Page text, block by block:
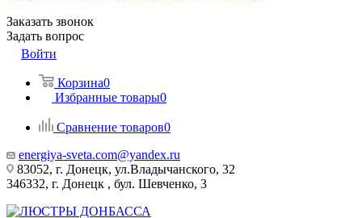
Заказать звонок
Задать вопрос
Войти
Корзина0
Избранные товары0
Сравнение товаров0
energiya-sveta.com@yandex.ru
83052, г. Донецк, ул.Владычанского, 32
346332, г. Донецк , бул. Шевченко, 3